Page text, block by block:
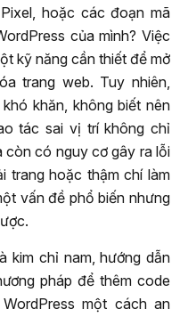
hoặc các đoạn mã
của mình? Việc
kỹ năng cần thiết để mở
trang web. Tuy nhiên,
khăn, không biết nên
tác sai vị trí không chỉ
còn có nguy cơ gây ra lỗi
trang hoặc thậm chí làm
vấn đề phổ biến nhưng
kim chỉ nam, hướng dẫn
pháp để thêm code
một cách an